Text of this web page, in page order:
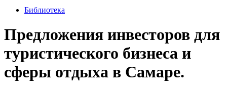
Библиотека
Предложения инвесторов для
туристического бизнеса и
сферы отдыха в Самаре.